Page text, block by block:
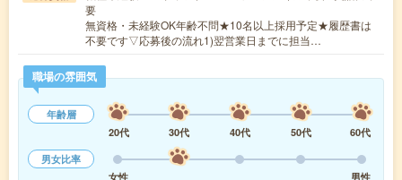
要
無資格・未経験OK年齢不問★10名以上採用予定★履歴書は
不要です▽応募後の流れ1)翌営業日までに担当…
職場の雰囲気
年齢層
20代
30代 40代 50代
60代
男女比率
女性
男性